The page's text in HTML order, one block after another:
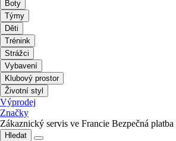
Boty
Týmy
Děti
Trénink
Strážci
Vybavení
Klubový prostor
Životní styl
Výprodej
Značky
Zákaznický servis ve Francie Bezpečná platba
Hledat